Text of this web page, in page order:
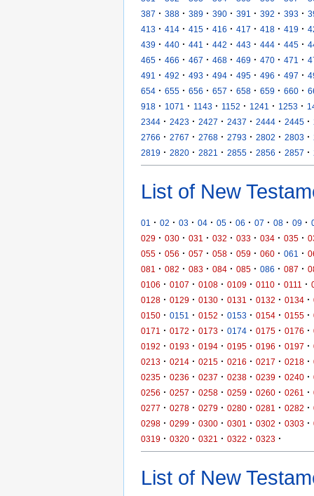
387 · 388 · 389 · 390 · 391 · 392 · 393 ·
413 · 414 · 415 · 416 · 417 · 418 · 419 ·
439 · 440 · 441 · 442 · 443 · 444 · 445 ·
465 · 466 · 467 · 468 · 469 · 470 · 471 ·
491
· 492 · 493 · 494 · 495 · 496 · 497 ·
654 · 655 · 656 · 657 · 658 · 659 · 660 ·
918 · 1071 · 1143 · 1152 · 1241 · 1253 ·
2344 · 2423 · 2427 · 2437 · 2444 · 2445 ·
2766 · 2767 · 2768 · 2793 · 2802 · 2803 ·
2819 · 2820 · 2821 · 2855 · 2856 · 2857 ·
List of New
01 · 02 · 03 · 04 · 05 · 06 · 07 · 08 · 09 ·
029 · 030 · 031 · 032 · 033 · 034 · 035 ·
055 · 056 · 057 · 058 · 059 · 060 · 061 ·
081
· 082 · 083 · 084 · 085 · 086 · 087 ·
0106 · 0107 · 0108 · 0109 · 0110 · 0111 ·
0128 · 0129 · 0130 · 0131 · 0132 · 0134 ·
0150 · 0151 · 0152 · 0153 · 0154 · 0155 ·
0171
· 0172 · 0173 · 0174 · 0175 · 0176 ·
0192 · 0193 · 0194 · 0195 · 0196 · 0197 ·
0213 · 0214 · 0215 · 0216 · 0217 · 0218 ·
0235 · 0236 · 0237 · 0238 · 0239 · 0240 ·
0256 · 0257 · 0258 · 0259 · 0260 · 0261 ·
0277 · 0278 · 0279 · 0280 · 0281 · 0282 ·
0298 · 0299 · 0300 · 0301 · 0302 · 0303 ·
0319 · 0320 · 0321 · 0322 · 0323 ·
List of New